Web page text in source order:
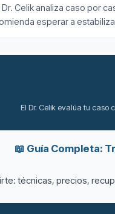
Celik analiza caso por
esperar a
El Dr. Celik evalúa tu
📖 Guía Completa:
técnicas, precios,